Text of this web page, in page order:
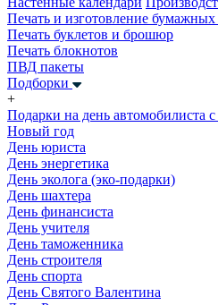
Печать и изготовление бумажных
Печать буклетов и брошюр
Печать блокнотов
ПВД пакеты
Подборки
+
Подарки на день автомобилиста
Новый год
День юриста
День энергетика
День эколога (эко-подарки)
День шахтера
День финансиста
День учителя
День таможенника
День строителя
День спорта
День Святого Валентина